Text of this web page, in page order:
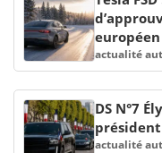
actualité
DS N°7
actualité